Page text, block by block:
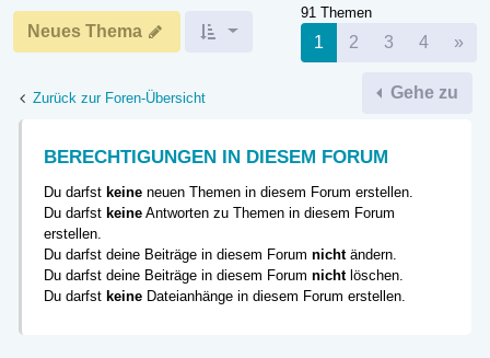
Neues Thema
91 Themen
1 2 3 4 »
Zurück zur Foren-Übersicht Gehe zu
BERECHTIGUNGEN IN DIESEM FORUM
Du darfst keine neuen Themen in diesem Forum erstellen.
Du darfst keine Antworten zu Themen in diesem Forum
erstellen.
Du darfst deine Beiträge in diesem Forum nichtändern.
Du darfst deine Beiträge in diesem Forum nichtlöschen.
Du darfst keine Dateianhänge in diesem Forum erstellen.